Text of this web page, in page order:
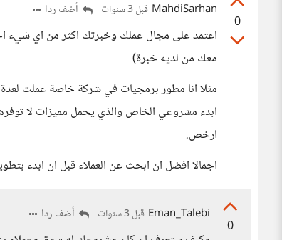
0
MahdiSarhan قبل 3 سنوات أضف ردا
اعتمد على مجال عملك وخبرتك اكثر من اي شيء
معك من لديه خبرة)
مثلا انا مطور برمجيات في شركة خاصة عملت
ابدء مشروعي الخاص والذي يحمل مميزات لا
ارخص.
اجمالا افضل ان ابحث عن العملاء قبل ان ابدء
0
Eman_Talebi قبل 3 سنوات أضف ردا